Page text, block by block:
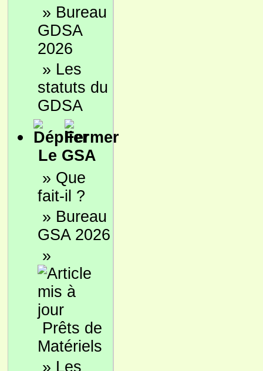
» Bureau
GDSA
2026
» Les
statuts du
GDSA
Le GSA
» Que
fait-il ?
» Bureau
GSA 2026
»
Prêts de
Matériels
» Les